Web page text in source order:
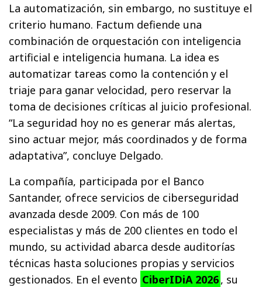
La automatización, sin embargo, no sustituye el
criterio humano. Factum defiende una
combinación de orquestación con inteligencia
artificial e inteligencia humana. La idea es
automatizar tareas como la contención y el
triaje para ganar velocidad, pero reservar la
toma de decisiones críticas al juicio profesional.
“La seguridad hoy no es generar más alertas,
sino actuar mejor, más coordinados y de forma
adaptativa”, concluye Delgado.
La compañía, participada por el Banco
Santander, ofrece servicios de ciberseguridad
avanzada desde 2009. Con más de 100
especialistas y más de 200 clientes en todo el
mundo, su actividad abarca desde auditorías
técnicas hasta soluciones propias y servicios
gestionados. En el evento CiberIDiA 2026, su